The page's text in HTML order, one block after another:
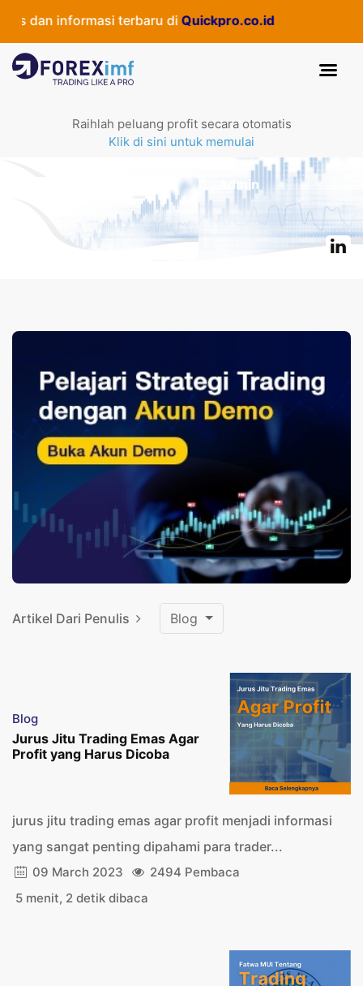
informasi terbaru diQuickpro.co.id
Raihlah peluang profit secara otomatis
Klik di sini untuk memulai
Admin
Artikel Dari Penulis Blog
Blog
Jurus Jitu Trading Emas Agar
Profit yang Harus Dicoba
jurus jitu trading emas agar profit menjadi informasi
yang sangat penting dipahami para trader...
09 March 2023
2494 Pembaca
5 menit, 2 detik dibaca